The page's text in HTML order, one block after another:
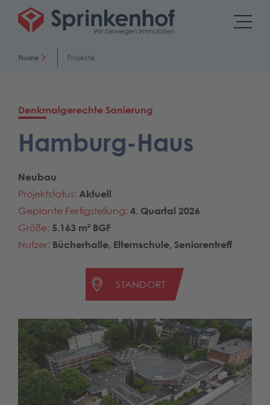
Home Projekte
Denkmalgerechte Sanierung
Hamburg-Haus
Neubau
Projektstatus: Aktuell
Geplante Fertigstellung: 4. Quartal 2026
Größe: 5.163 m² BGF
Nutzer: Bücherhalle, Elternschule, Seniorentreff
STANDORT